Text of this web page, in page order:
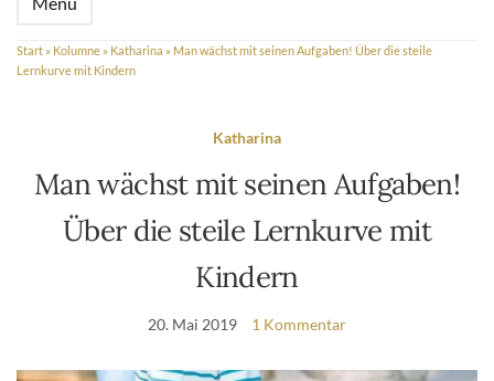
Start » Kolumne » Katharina » Man wächst mit seinen Aufgaben! Über die steile
Lernkurve mit Kindern
Katharina
Man wächst mit seinen Aufgaben!
Über die steile Lernkurve mit
Kindern
20. Mai 2019 1 Kommentar